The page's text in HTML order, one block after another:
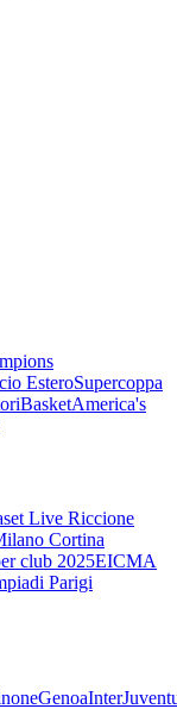
EsteroSupercoppa
BasketAmerica's
Live Riccione
Cortina
club 2025EICMA
Parigi
GenoaInter